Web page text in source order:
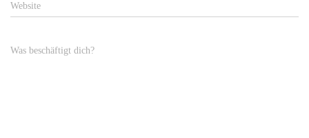
Website
Was beschäftigt dich?